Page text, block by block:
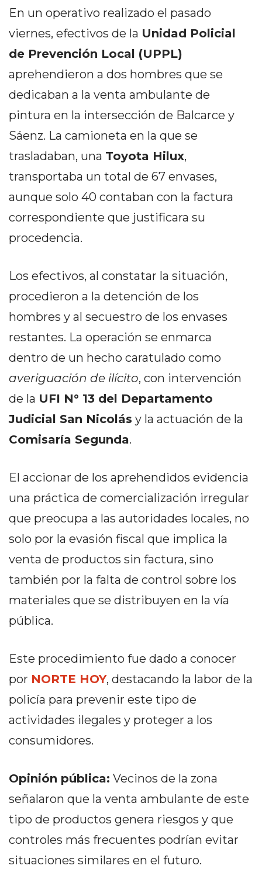
CHANGUITO.COM.AR Y
CÓMO FUNCIONA: CREAR
TIENDAS ONLINE CON
PEDIDOS POR WHATSAPP
TIENDA ONLINE GRATIS
EN ARGENTINA:
CHANGUITO.COM.AR VS
OTRAS PLATAFORMAS DE
CÓMO RECIBIR PEDIDOS
WHATSAPP: LA GUÍA
DEFINITIVA PARA
RESTAURANTES Y
CÓMO ORGANIZAR LOS
PEDIDOS DE DELIVERY
POR WHATSAPP SIN QUE
SE TE PIERDA NINGUNO
AYUDA
TÉRMINOS
CONDICIONES
POLÍTICAS
MAPA
SITIO
DIARIO
DEL
DIA
DIARIO
DEPORTIVO
GRUPO
DE
PUBLICITÁ
En un operativo realizado el pasado
viernes, efectivos de la Unidad Policial
de Prevención Local (UPPL)
aprehendieron a dos hombres que se
dedicaban a la venta ambulante de
pintura en la intersección de Balcarce y
Sáenz. La camioneta en la que se
trasladaban, una Toyota Hilux,
transportaba un total de 67 envases,
aunque solo 40 contaban con la factura
correspondiente que justificara su
procedencia.
Los efectivos, al constatar la situación,
procedieron a la detención de los
hombres y al secuestro de los envases
restantes. La operación se enmarca
dentro de un hecho caratulado como
averiguación de ilícito, con intervención
de la UFI N° 13 del Departamento
Judicial San Nicolás y la actuación de la
Comisaría Segunda.
El accionar de los aprehendidos evidencia
una práctica de comercialización irregular
que preocupa a las autoridades locales, no
solo por la evasión fiscal que implica la
venta de productos sin factura, sino
también por la falta de control sobre los
materiales que se distribuyen en la vía
pública.
Este procedimiento fue dado a conocer
por NORTE HOY, destacando la labor de la
policía para prevenir este tipo de
actividades ilegales y proteger a los
consumidores.
Opinión pública: Vecinos de la zona
señalaron que la venta ambulante de este
tipo de productos genera riesgos y que
controles más frecuentes podrían evitar
situaciones similares en el futuro.